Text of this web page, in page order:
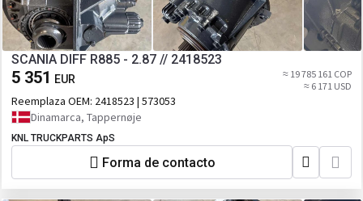
SCANIA DIFF R885 - 2.87 // 2418523
5 351 EUR
≈ 19 785 161 COP
≈ 6 171 USD
Reemplaza OEM: 2418523 | 573053
Dinamarca, Tappernøje
KNL TRUCKPARTS ApS
Forma de contacto